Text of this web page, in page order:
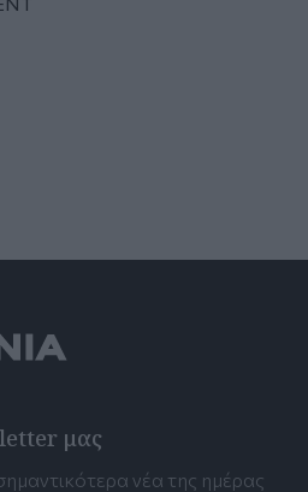
μας
νέα της ημέρας